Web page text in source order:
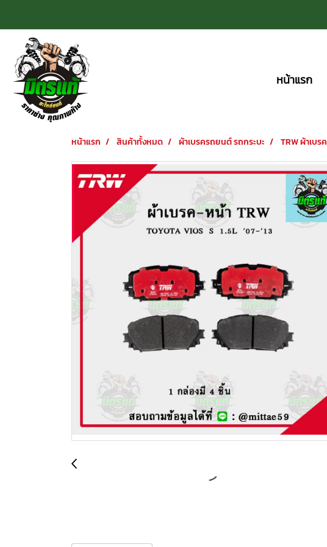
หน้าแรก
หน้าแรก สินค้าทั้งหมด ผ้าเบรครถยนต์ รถกระบะ TRW ผ้าเบรค